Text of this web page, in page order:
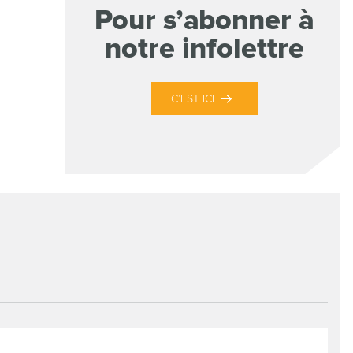
Pour s’abonner à
notre infolettre
C’EST ICI